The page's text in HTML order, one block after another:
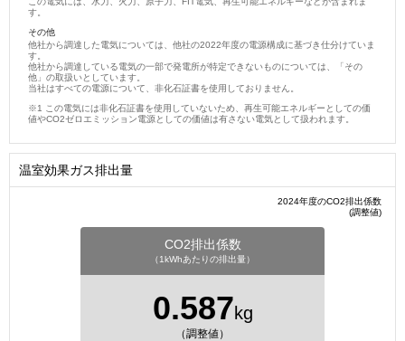
す。
その他
他社から調達した電気については、他社の2022年度の電源構成に基づき仕分けていま
す。
他社から調達している電気の一部で発電所が特定できないものについては、「その
他」の取扱いとしています。
当社はすべての電源について、非化石証書を使用しておりません。
この電気には非化石証書を使用していないため、再生可能エネルギーとしての価
値やCO2ゼロエミッション電源としての価値は有さない電気として扱われます。
温室効果ガス排出量
2024年度のCO2排出係数
(調整値)
CO2排出係数
（1kWhあたりの排出量）
0.587kg
（調整値）